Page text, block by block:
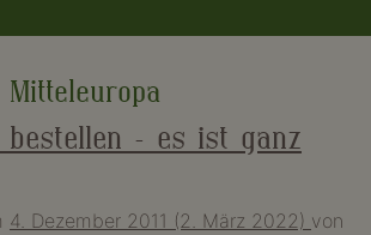
Mitteleuropa
bestellen – es ist ganz
4. Dezember 2011 (2. März 2022) von